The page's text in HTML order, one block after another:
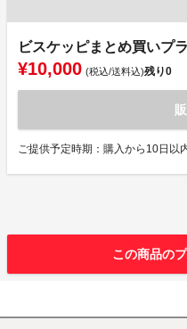
ビスケッピまとめ買いプ
¥10,000 (税込/送料込)残り0
ご提供予定時期：購入から10日以
この商品の